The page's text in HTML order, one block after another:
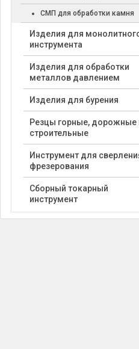
СМП для обработки камня
Изделия для
инструмента
Изделия для обработки
металлов давлением
Изделия для бурения
Резцы горные, дорожные
строительные
Инструмент для
фрезерования
Сборный токарный
инструмент